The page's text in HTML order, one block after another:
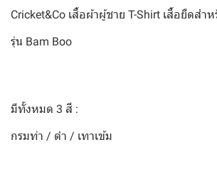
Cricket&Co เสื้อผ้าผู้ชาย T-Shirt เสื้อยืดสำ
รุ่น Bam Boo
มีทั้งหมด 3 สี :
กรมท่า / ดำ / เทาเข้ม